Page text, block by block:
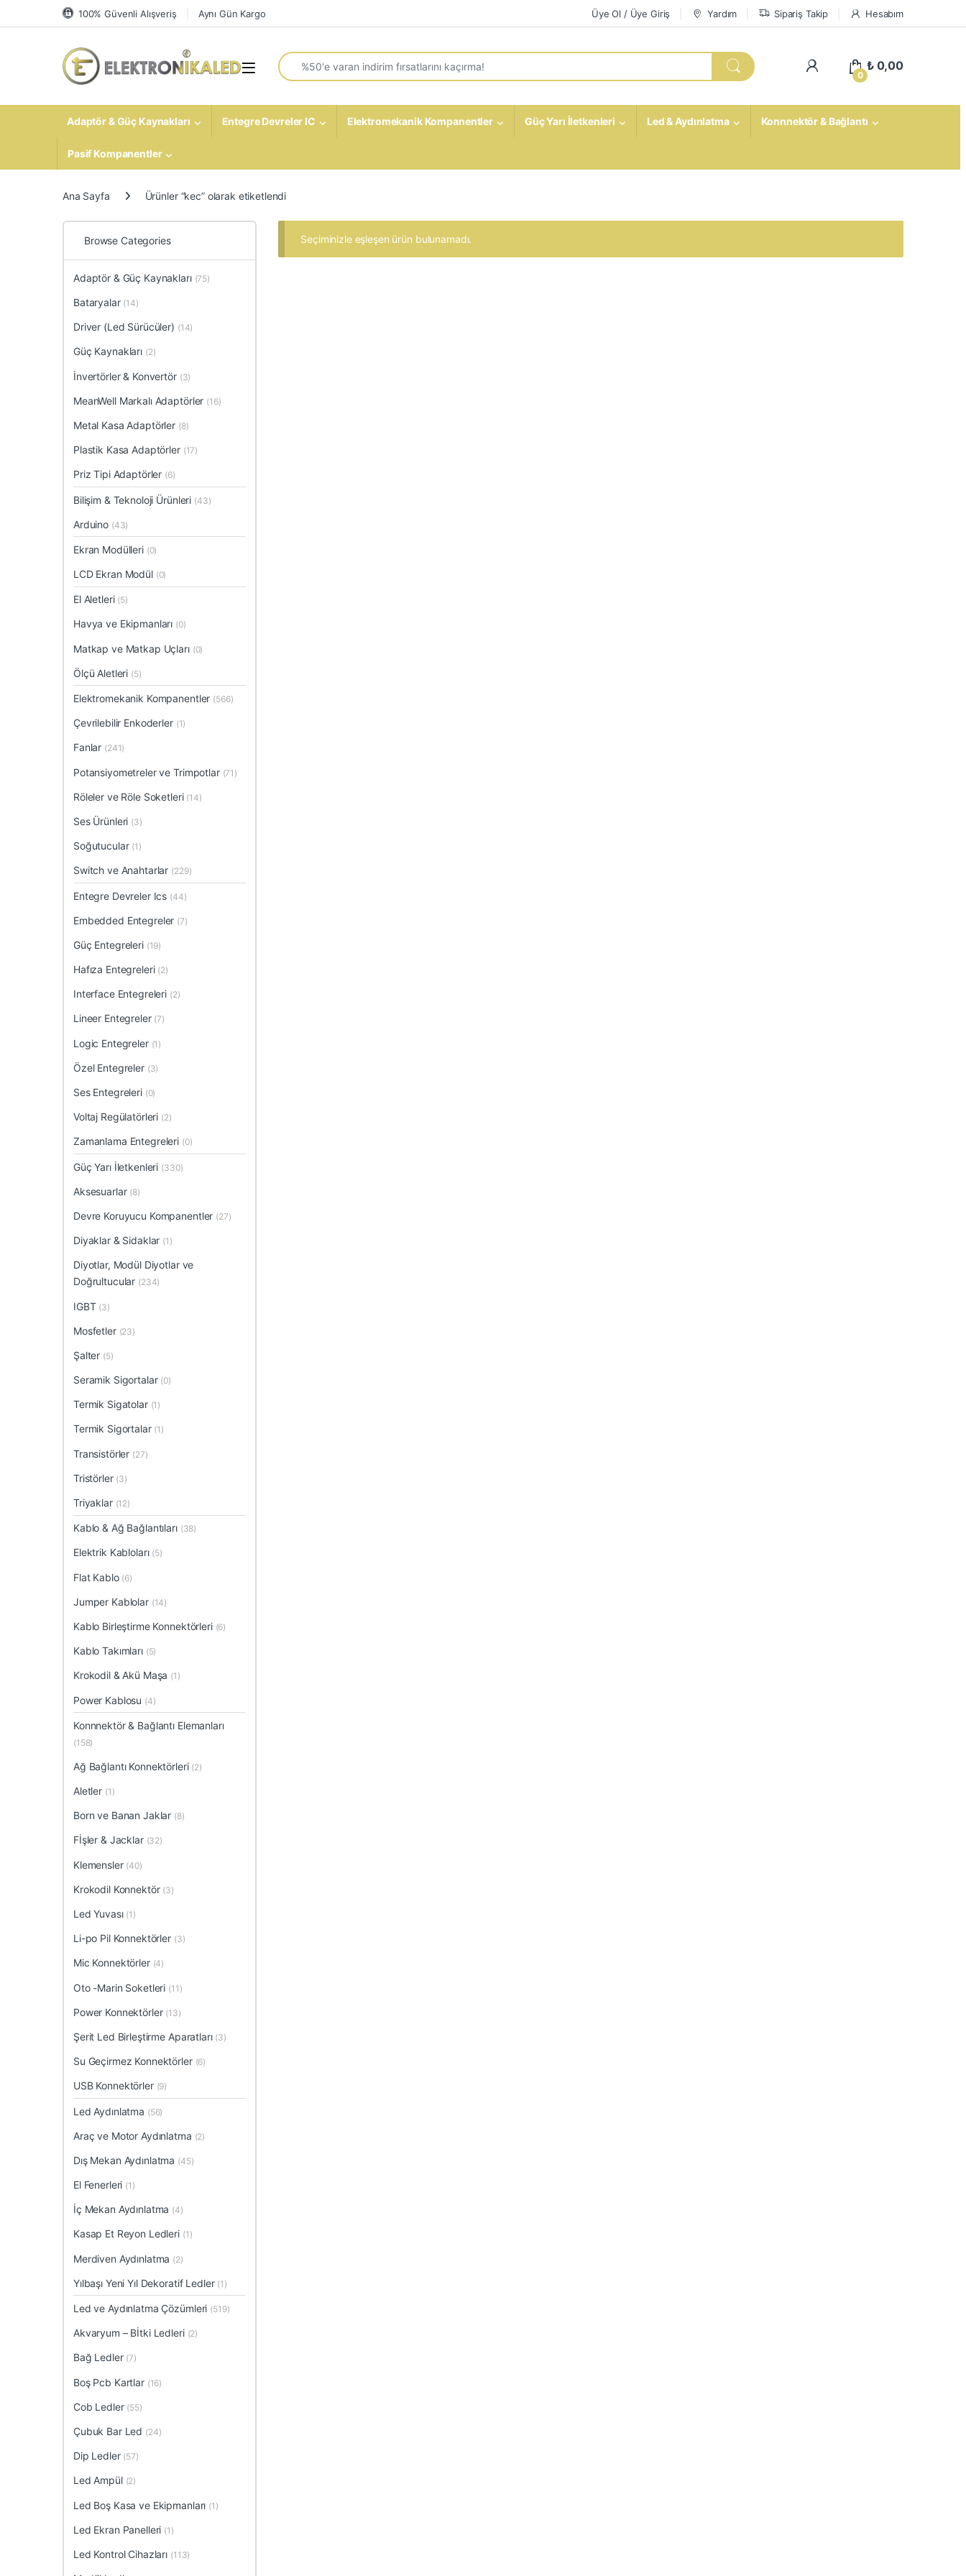
Skip to navigation
Skip to content 100% Güvenli Alışveriş Aynı Gün Kargo Üye Ol / Üye Giriş Yardım Sipariş Takip Hesabım
Open
Search for:
My Account
0
₺0,00
Adaptör & Güç Kaynakları Entegre Devreler IC Elektromekanik Kompanentler Güç Yarı İletkenleri Led & Aydınlatma Konnnektör & Bağlantı
Pasif Kompanentler
Ana Sayfa Ürünler “kec” olarak etiketlendi
Seçiminizle eşleşen ürün bulunamadı.
Browse Categories
Adaptör & Güç Kaynakları (75)
Bataryalar (14)
Driver (Led Sürücüler) (14)
Güç Kaynakları (2)
İnvertörler & Konvertör (3)
MeanWell Markalı Adaptörler (16)
Metal Kasa Adaptörler (8)
Plastik Kasa Adaptörler (17)
Priz Tipi Adaptörler (6)
Bilişim & Teknoloji Ürünleri (43)
Arduino (43)
Ekran Modülleri (0)
LCD Ekran Modül (0)
El Aletleri (5)
Havya ve Ekipmanları (0)
Matkap ve Matkap Uçları (0)
Ölçü Aletleri (5)
Elektromekanik Kompanentler (566)
Çevrilebilir Enkoderler (1)
Fanlar (241)
Potansiyometreler ve Trimpotlar (71)
Röleler ve Röle Soketleri (14)
Ses Ürünleri (3)
Soğutucular (1)
Switch ve Anahtarlar (229)
Entegre Devreler Ics (44)
Embedded Entegreler (7)
Güç Entegreleri (19)
Hafıza Entegreleri (2)
Interface Entegreleri (2)
Lineer Entegreler (7)
Logic Entegreler (1)
Özel Entegreler (3)
Ses Entegreleri (0)
Voltaj Regülatörleri (2)
Zamanlama Entegreleri (0)
Güç Yarı İletkenleri (330)
Aksesuarlar (8)
Devre Koruyucu Kompanentler (27)
Diyaklar & Sidaklar (1)
Diyotlar, Modül Diyotlar ve
Doğrultucular (234)
IGBT (3)
Mosfetler (23)
Şalter (5)
Seramik Sigortalar (0)
Termik Sigatolar (1)
Termik Sigortalar (1)
Transistörler (27)
Tristörler (3)
Triyaklar (12)
Kablo & Ağ Bağlantıları (38)
Elektrik Kabloları (5)
Flat Kablo (6)
Jumper Kablolar (14)
Kablo Birleştirme Konnektörleri (6)
Kablo Takımları (5)
Krokodil & Akü Maşa (1)
Power Kablosu (4)
Konnnektör & Bağlantı Elemanları
(158)
Ağ Bağlantı Konnektörleri (2)
Aletler (1)
Born ve Banan Jaklar (8)
Fİşler & Jacklar (32)
Klemensler (40)
Krokodil Konnektör (3)
Led Yuvası (1)
Li-po Pil Konnektörler (3)
Mic Konnektörler (4)
Oto -Marin Soketleri (11)
Power Konnektörler (13)
Şerit Led Birleştirme Aparatları (3)
Su Geçirmez Konnektörler (6)
USB Konnektörler (9)
Led Aydınlatma (56)
Araç ve Motor Aydınlatma (2)
Dış Mekan Aydınlatma (45)
El Fenerleri (1)
İç Mekan Aydınlatma (4)
Kasap Et Reyon Ledleri (1)
Merdiven Aydınlatma (2)
Yılbaşı Yeni Yıl Dekoratif Ledler (1)
Led ve Aydınlatma Çözümleri (519)
Akvaryum – Bİtki Ledleri (2)
Bağ Ledler (7)
Boş Pcb Kartlar (16)
Cob Ledler (55)
Çubuk Bar Led (24)
Dip Ledler (57)
Led Ampül (2)
Led Boş Kasa ve Ekipmanları (1)
Led Ekran Panelleri (1)
Led Kontrol Cihazları (113)